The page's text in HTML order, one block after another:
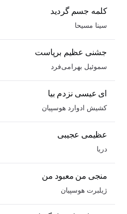
کلمه جسم گردید
سینا مسیحا
جشنی عظیم برپاست
سموئیل بهرامی‌فرد
ای عیسی نزدم بیا
کشیش ادوارد هوسپیان
عظیمی عجیبی
دریا
منجی من معبود من
ژیلبرت هوسپیان